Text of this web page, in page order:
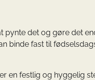
pynte det og gøre det
binde fast til
en festlig og hyggelig